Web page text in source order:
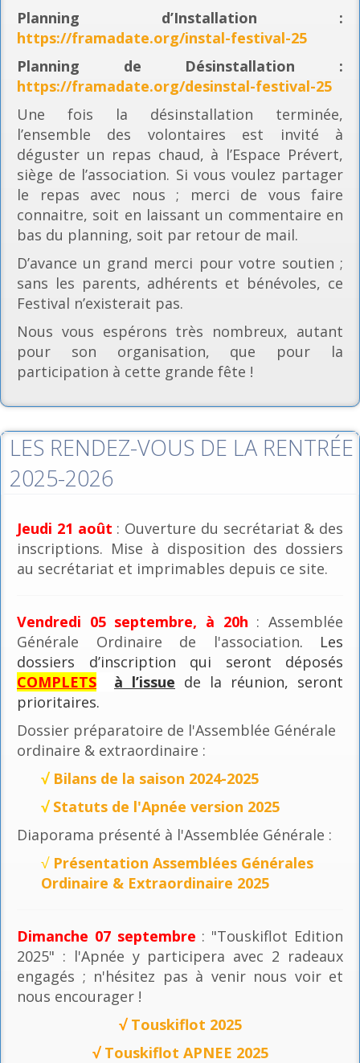
Planning d’Installation :
https://framadate.org/instal-festival-25
Planning de Désinstallation :
https://framadate.org/desinstal-festival-25
Une fois la désinstallation terminée,
l’ensemble des volontaires est invité à
déguster un repas chaud, à l’Espace Prévert,
siège de l’association. Si vous voulez partager
le repas avec nous ; merci de vous faire
connaitre, soit en laissant un commentaire en
bas du planning, soit par retour de mail.
D’avance un grand merci pour votre soutien ;
sans les parents, adhérents et bénévoles, ce
Festival n’existerait pas.
Nous vous espérons très nombreux, autant
pour son organisation, que pour la
participation à cette grande fête !
LES RENDEZ-VOUS DE LA RENTRÉE
2025-2026
Jeudi 21 août : Ouverture du secrétariat & des
inscriptions. Mise à disposition des dossiers
au secrétariat et imprimables depuis ce site.
Vendredi 05 septembre, à 20h : Assemblée
Générale Ordinaire de l'association. Les
dossiers d’inscription qui seront déposés
COMPLETS
à l’issue de la réunion, seront
prioritaires.
Dossier préparatoire de l'Assemblée Générale
ordinaire & extraordinaire :
√ Bilans de la saison 2024-2025
√ Statuts de l'Apnée version 2025
Diaporama présenté à l'Assemblée Générale :
√ Présentation Assemblées Générales
Ordinaire & Extraordinaire 2025
Dimanche 07 septembre : "Touskiflot Edition
2025" : l'Apnée y participera avec 2 radeaux
engagés ; n'hésitez pas à venir nous voir et
nous encourager !
√ Touskiflot 2025
√ Touskiflot APNEE 2025